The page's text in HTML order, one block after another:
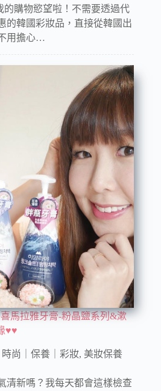
的購物慾望啦！不需要透過代
的韓國彩妝品，直接從韓國出
用擔心…
馬拉雅牙膏-粉晶鹽系列&漱
♥♥
時尚｜保養｜彩妝, 美妝保養
清新嗎？我每天都會這樣檢查